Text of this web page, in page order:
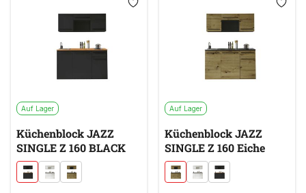
Auf Lager
Küchenblock JAZZ
SINGLE Z 160 BLACK
Auf Lager
Küchenblock JAZZ
SINGLE Z 160 Eiche